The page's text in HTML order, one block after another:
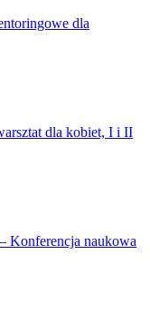
dla
dla kobiet, I i II
Konferencja naukowa